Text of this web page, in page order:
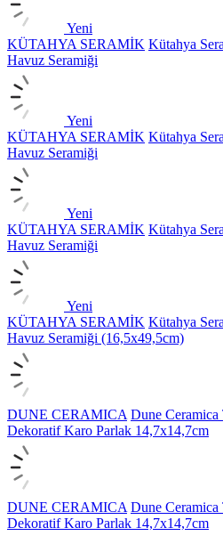
Yeni
KÜTAHYA SERAMİK Kütahya
Havuz Seramiği
Yeni
KÜTAHYA SERAMİK Kütahya
Havuz Seramiği
Yeni
KÜTAHYA SERAMİK Kütahya
Havuz Seramiği
Yeni
KÜTAHYA SERAMİK Kütahya
Havuz Seramiği (16,5x49,5cm)
DUNE CERAMICA Dune
Dekoratif Karo Parlak 14,7x14,7cm
DUNE CERAMICA Dune
Dekoratif Karo Parlak 14,7x14,7cm